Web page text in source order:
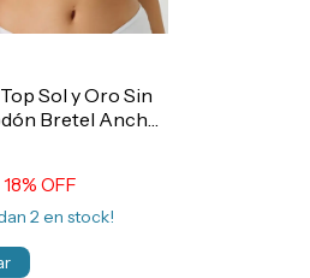
Sol y Oro Sin
Bretel Ancho
18% OFF
2en stock!